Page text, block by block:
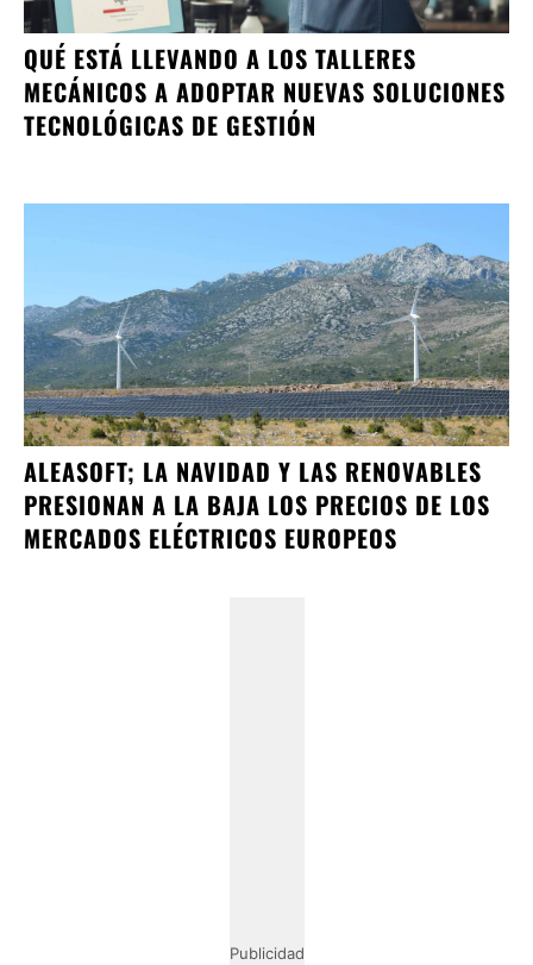
QUÉ ESTÁ LLEVANDO A LOS TALLERES
MECÁNICOS A ADOPTAR NUEVAS SOLUCIONES
TECNOLÓGICAS DE GESTIÓN
ALEASOFT; LA NAVIDAD Y LAS RENOVABLES
PRESIONAN A LA BAJA LOS PRECIOS DE LOS
MERCADOS ELÉCTRICOS EUROPEOS
Publicidad